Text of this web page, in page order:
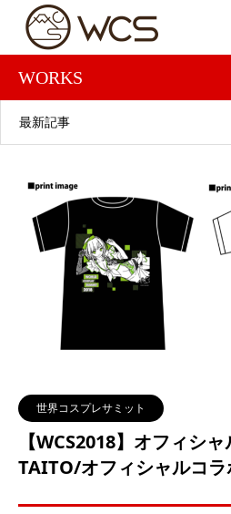
WORKS
最新記事
世界コスプレサミット
【WCS2018】オフィシ
TAITO/オフィシャルコ